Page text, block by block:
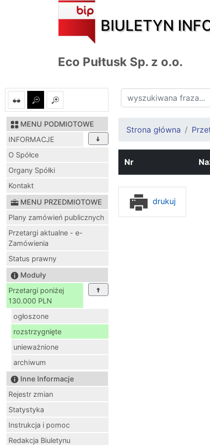
BIULETYN
Eco Pułtusk Sp. z o.o.
MENU PODMIOTOWE
INFORMACJE
O Spółce
Organy Spółki
Kontakt
MENU PRZEDMIOTOWE
Plany zamówień publicznych
Przetargi aktualne - e-
Zamówienia
Status prawny
Moduły
Przetargi poniżej
130.000 PLN
ogłoszone
rozstrzygnięte
unieważnione
archiwum
Inne Informacje
Rejestr zmian
Statystyka
Instrukcja i pomoc
Redakcja Biuletynu
Strona główna
Nr
drukuj